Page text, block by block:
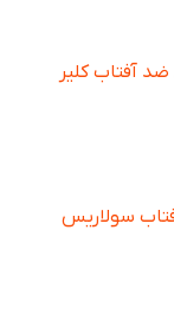
آفتاب کلیر
سولاریس